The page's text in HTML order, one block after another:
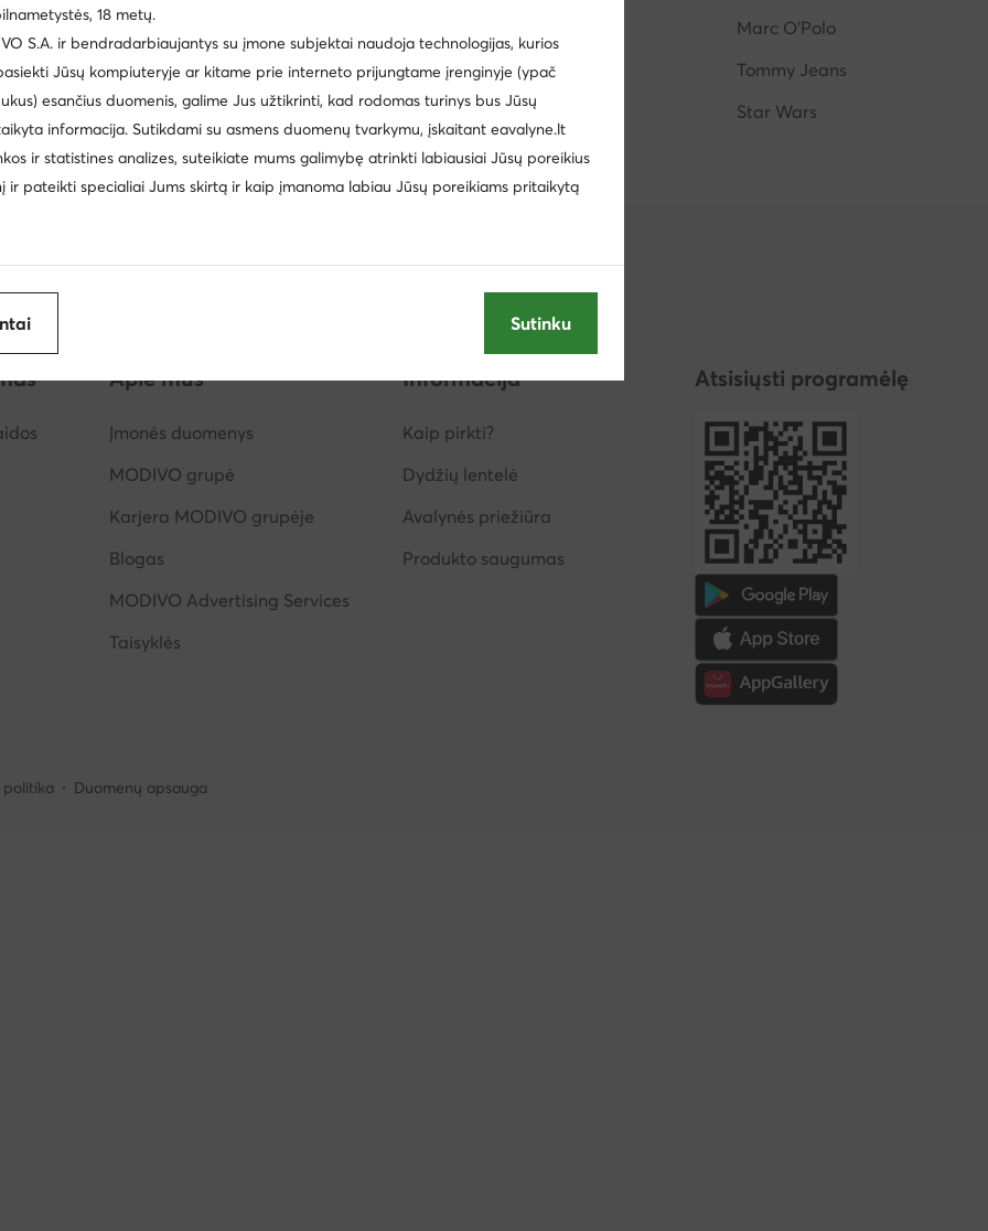
Quiksilver
Marc O'Polo
Paw Patrol Nike Liu Jo
Tommy Jeans
Kappa Lasocki Kids Keen Star Wars
Apie mus
Įmonės duomenys
MODIVO grupė
Karjera MODIVO grupėje
Blogas
MODIVO Advertising Services
Taisyklės
Informacija
Kaip pirkti?
Dydžių lentelė
Avalynės priežiūra
Produkto saugumas
Atsisiųsti programėlę
Duomenų apsauga
18 metų.
S.A. ir bendradarbiaujantys su įmone subjektai naudoja technologijas, kurios
Jūsų kompiuteryje ar kitame prie interneto prijungtame įrenginyje (ypač
esančius duomenis, galime Jus užtikrinti, kad rodomas turinys bus Jūsų
informacija. Sutikdami su asmens duomenų tvarkymu, įskaitant eavalyne.lt
ir statistines analizes, suteikiate mums galimybę atrinkti labiausiai Jūsų poreikius
ir pateikti specialiai Jums skirtą ir kaip įmanoma labiau Jūsų poreikiams pritaikytą
Sutinku